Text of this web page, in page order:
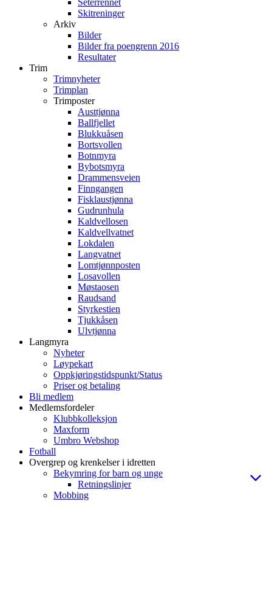
Seterrennet
Skitreninger
Arkiv
Bilder
Bilder fra poengrenn 2016
Resultater
Trim
Trimnyheter
Trimplan
Trimposter
Austtjønna
Ballfjellet
Blukkuåsen
Bortsvollen
Botnmyra
Bybotsmyra
Drammensveien
Finngangen
Fisklaustjønna
Gudrunhula
Kaldvellosen
Kaldvellvatnet
Lokdalen
Langvatnet
Lomtjønnposten
Losavollen
Møstaosen
Raudsand
Styrkestien
Tjukkåsen
Ulvtjønna
Langmyra
Nyheter
Løypekart
Oppkjøringstidspunkt/Status
Priser og betaling
Bli medlem
Medlemsfordeler
Klubbkolleksjon
Maxform
Umbro Webshop
Fotball
Overgrep og krenkelser i idretten
Bekymring for barn og unge
Retningslinjer
Mobbing